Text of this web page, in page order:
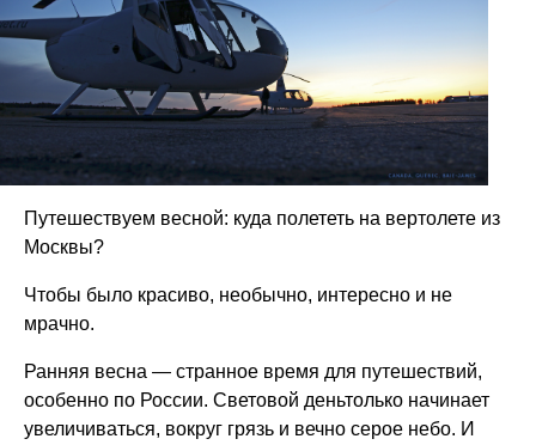
Путешествуем весной: куда полететь на вертолете из
Москвы?
Чтобы было красиво, необычно, интересно и не
мрачно.
Ранняя весна — странное время для путешествий,
особенно по России. Световой деньтолько начинает
увеличиваться, вокруг грязь и вечно серое небо. И